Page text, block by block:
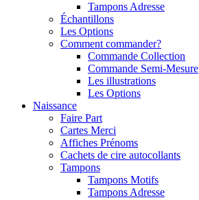
Tampons Adresse
Échantillons
Les Options
Comment commander?
Commande Collection
Commande Semi-Mesure
Les illustrations
Les Options
Naissance
Faire Part
Cartes Merci
Affiches Prénoms
Cachets de cire autocollants
Tampons
Tampons Motifs
Tampons Adresse